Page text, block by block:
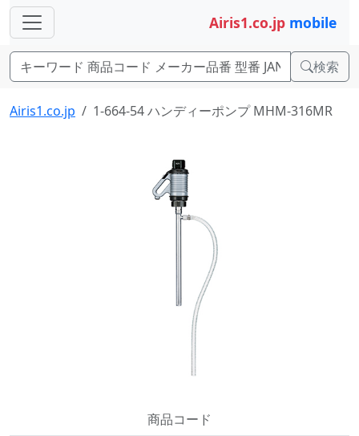
Airis1.co.jp mobile
検索
Airis1.co.jp 1-664-54 ハンディーポンプ MHM-316MR
商品コード